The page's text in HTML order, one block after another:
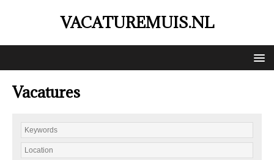
VACATUREMUIS.NL
Vacatures